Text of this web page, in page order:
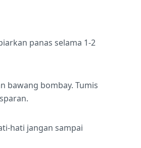
panas selama 1-2
bawang bombay. Tumis
hati jangan sampai